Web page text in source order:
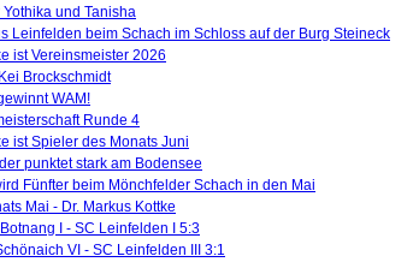
und Tanisha
Leinfelden beim Schach im Schloss auf der Burg Steineck
ist Vereinsmeister 2026
Brockschmidt
WAM!
Runde 4
ist Spieler des Monats Juni
punktet stark am Bodensee
Fünfter beim Mönchfelder Schach in den Mai
Mai - Dr. Markus Kottke
I - SC Leinfelden I 5:3
VI - SC Leinfelden III 3:1